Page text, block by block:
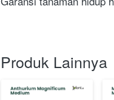
Produk Lainnya